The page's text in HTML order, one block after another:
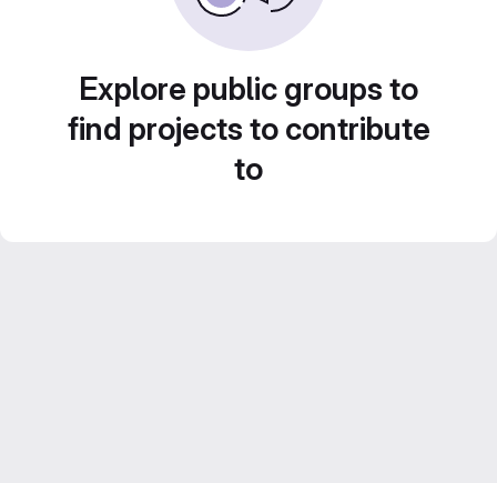
Explore public groups to
find projects to contribute
to